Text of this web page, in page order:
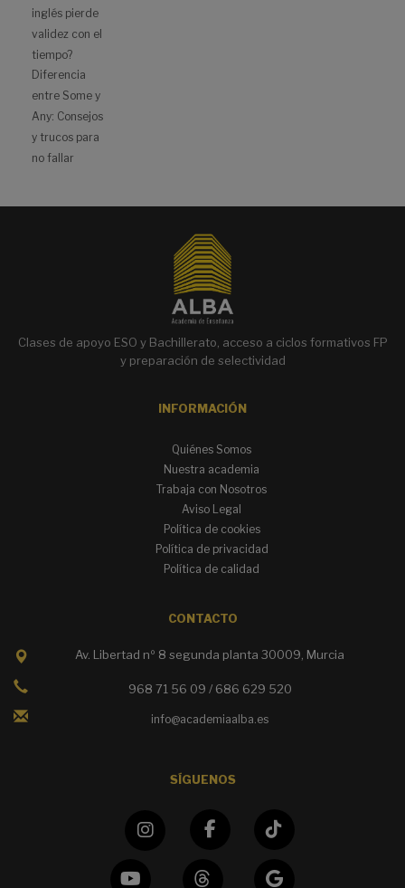
inglés pierde
validez con el
tiempo?
Diferencia
entre Some y
Any: Consejos
y trucos para
no fallar
Clases de apoyo ESO y Bachillerato, acceso a ciclos formativos FP
y preparación de selectividad
INFORMACIÓN
Quiénes Somos
Nuestra academia
Trabaja con Nosotros
Aviso Legal
Política de cookies
Política de privacidad
Política de calidad
CONTACTO
Av. Libertad nº 8 segunda planta 30009, Murcia
968 71 56 09 / 686 629 520
info@academiaalba.es
SÍGUENOS